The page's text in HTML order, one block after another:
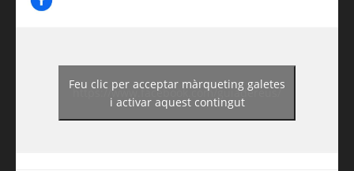
https://www.facebook.com/guiadereus/
Feu clic per acceptar màrqueting galetes
i activar aquest contingut